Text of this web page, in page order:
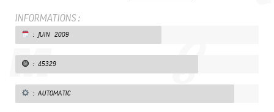
INFORMATIONS :
: JUIN 2009
: 45329
: AUTOMATIC